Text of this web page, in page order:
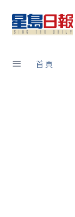
content
首頁